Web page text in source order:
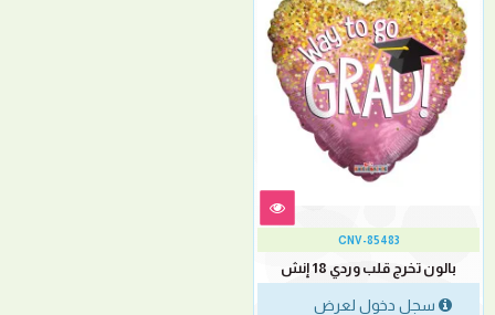
CNV-85483
بالون تخرج قلب وردي 18 إنش
سجل دخول لعرض